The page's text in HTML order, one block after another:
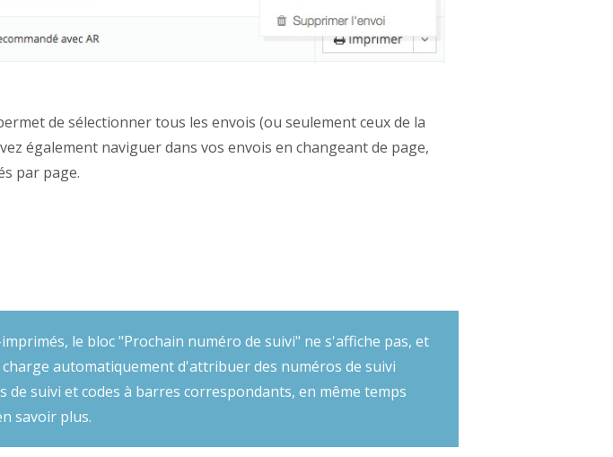
de sélectionner tous les envois (ou seulement ceux de la
également naviguer dans vos envois en changeant de page,
par page.
le bloc "Prochain numéro de suivi" ne s'affiche pas, et
automatiquement d'attribuer des numéros de suivi
suivi et codes à barres correspondants, en même temps
savoir plus.